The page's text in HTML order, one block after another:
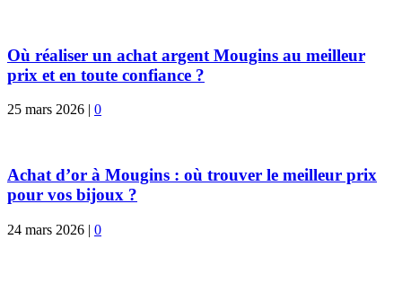
Où réaliser un achat argent Mougins au meilleur
prix et en toute confiance ?
25 mars 2026 | 0
Achat d’or à Mougins : où trouver le meilleur prix
pour vos bijoux ?
24 mars 2026 | 0